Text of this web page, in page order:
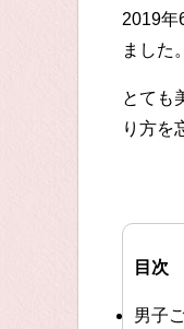
2019年
ました。
とても
り方を
目次
男子